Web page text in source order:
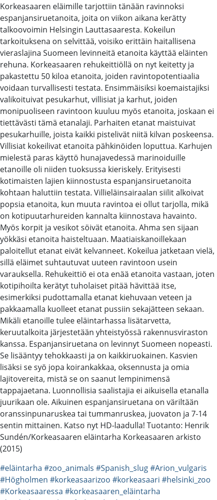
Korkeasaaren eläimille tarjottiin tänään ravinnoksi
espanjansiruetanoita, joita on viikon aikana kerätty
talkoovoimin Helsingin Lauttasaaresta. Kokeilun
tarkoituksena on selvittää, voisiko erittäin haitallisena
vieraslajina Suomeen levinneitä etanoita käyttää eläinten
rehuna. Korkeasaaren rehukeittiöllä on nyt keitetty ja
pakastettu 50 kiloa etanoita, joiden ravintopotentiaalia
voidaan turvallisesti testata. Ensimmäisiksi koemaistajiksi
valikoituivat pesukarhut, villisiat ja karhut, joiden
monipuoliseen ravintoon kuuluu myös etanoita, joskaan ei
tiettävästi tämä etanalaji. Parhaiten etanat maistuivat
pesukarhuille, joista kaikki pistelivät niitä kilvan poskeensa.
Villisiat kokeilivat etanoita pähkinöiden loputtua. Karhujen
mielestä paras käyttö hunajavedessä marinoiduille
etanoille oli niiden tuoksussa kieriskely. Erityisesti
kotimaisten lajien kiinnostusta espanjansiruetanoita
kohtaan haluttiin testata. Villieläinsairaalan siilit alkoivat
popsia etanoita, kun muuta ravintoa ei ollut tarjolla, mikä
on kotipuutarhureiden kannalta kiinnostava havainto.
Myös korpit ja vesikot söivät etanoita. Ahma sen sijaan
yökkäsi etanoita haisteltuaan. Maatiaiskanoillekaan
paloitellut etanat eivät kelvanneet. Kokeilua jatketaan vielä,
sillä eläimet suhtautuvat uuteen ravintoon usein
varauksella. Rehukeittiö ei ota enää etanoita vastaan, joten
kotipihoilta kerätyt tuholaiset pitää hävittää itse,
esimerkiksi pudottamalla etanat kiehuvaan veteen ja
pakkaamalla kuolleet etanat pussiin sekajätteen sekaan.
Mikäli etanoille tulee eläintarhassa lisätarvetta,
keruutalkoita järjestetään yhteistyössä rakennusviraston
kanssa. Espanjansiruetana on levinnyt Suomeen nopeasti.
Se lisääntyy tehokkaasti ja on kaikkiruokainen. Kasvien
lisäksi se syö jopa koirankakkaa, oksennusta ja omia
lajitovereita, mistä se on saanut lempinimensä
tappajaetana. Luonnollisia saalistajia ei aikuisella etanalla
juurikaan ole. Aikuinen espanjansiruetana on väriltään
oranssinpunaruskea tai tummanruskea, juovaton ja 7-14
sentin mittainen. Katso nyt HD-laadulla! Tuotanto: Henrik
Sundén/Korkeasaaren eläintarha Korkeasaaren arkisto
(2015)
#eläintarha #zoo_animals #Spanish_slug#Arion_vulgaris
#Högholmen #korkeasaarizoo #korkeasaari #helsinki_zoo
#Korkeasaaressa #korkeasaaren_eläintarha